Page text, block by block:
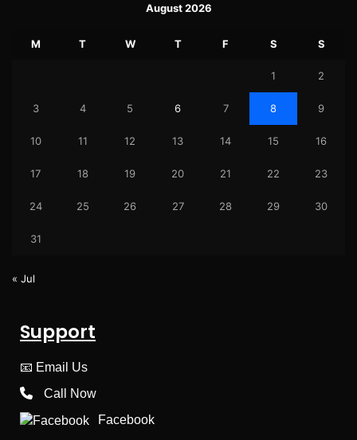
August 2026
M T W T F S S
1 2
3 4 5 6 7 8 9
10 11 12 13 14 15 16
17 18 19 20 21 22 23
24 25 26 27 28 29 30
31
« Jul
Support
📧 Email Us
Call Now
Facebook